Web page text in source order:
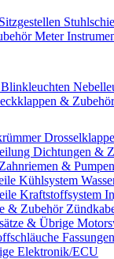
Sitzgestellen
Meter
Blinkleuchten
&
Dichtungen &
Zahnriemen & Pumpen
Kühlsystem
Kraftstoffsystem
& Zubehör
& Übrige
Fassungen
Elektronik/ECU